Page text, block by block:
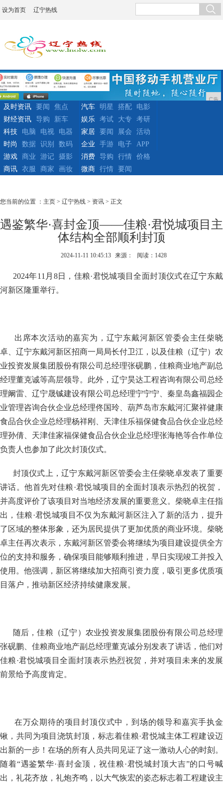
设为首页 辽宁热线
广告
及时资讯 要闻
焦点
财经资讯
导购 新车
汽车 明星 搭配
电影
娱乐
考试 大专
考研
科技
电脑 电视
电器
时尚
数据 识别 数码
家居 要闻 展会
活动
企业
手游 电子
APP
游戏
商业 游记
摄影
商讯
衣服 商家 画妆
消费 导购 行情
价格
微商
行情 要闻
您当前的位置 ： 主页 > 辽宁热线 > 资讯 > 正文
遇鉴繁华·喜封金顶——佳粮·君悦城项目主
体结构全部顺利封顶
2024-11-11 10:45:13 来源： 阅读：1428
2024年11月8日，佳粮·君悦城项目全面封顶仪式在辽宁东戴
河新区隆重举行。
出席本次活动的嘉宾为，辽宁东戴河新区管委会主任柴晓
卓、辽宁东戴河新区招商一局局长付卫江，以及佳粮（辽宁）农
业投资发展集团股份有限公司总经理张砚鹏，佳粮商业地产副总
经理董克诚等高层领导。此外，辽宁昊达工程咨询有限公司总经
理阚雷、辽宁晟铖建设有限公司总经理宁宁宁、秦皇岛鑫福园企
业管理咨询合伙企业总经理佟国玲、葫芦岛市东戴河汇聚祥健康
食品合伙企业总经理杨祥刚、天津佳乐福保健食品合伙企业总经
理孙倩、天津佳家福保健食品合伙企业总经理张海艳等合作单位
负责人也参加了此次封顶仪式。
封顶仪式上，辽宁东戴河新区管委会主任柴晓卓发表了重要
讲话。他首先对佳粮·君悦城项目的全面封顶表示热烈的祝贺，
并高度评价了该项目对当地经济发展的重要意义。柴晓卓主任指
出，佳粮·君悦城项目不仅为东戴河新区注入了新的活力，提升
了区域的整体形象，还为居民提供了更加优质的商业环境。柴晓
卓主任再次表示，东戴河新区管委会将继续为项目建设提供全方
位的支持和服务，确保项目能够顺利推进，早日实现竣工并投入
使用。他强调，新区将继续加大招商引资力度，吸引更多优质项
目落户，推动新区经济持续健康发展。
随后，佳粮（辽宁）农业投资发展集团股份有限公司总经理
张砚鹏、佳粮商业地产副总经理董克诚分别发表了讲话，他们对
佳粮·君悦城项目全面封顶表示热烈祝贺，并对项目未来的发展
前景给予高度肯定。
在万众期待的项目封顶仪式中，到场的领导和嘉宾手执金
锹，共同为项目浇筑封顶，标志着佳粮·君悦城主体工程建设迈
出新的一步！在场的所有人员共同见证了这一激动人心的时刻。
随着“遇鉴繁华·喜封金顶，祝佳粮·君悦城封顶大吉”的口号喊
出，礼花齐放，礼炮齐鸣，以大气恢宏的姿态标志着工程建设主